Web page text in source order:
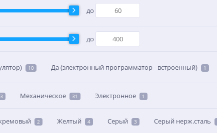
до
до
10 Да (электронный программатор - встроенный) 1
3 Механическое 31 Электронное 1
2 Желтый 4 Серый 3 Серый нерж.сталь